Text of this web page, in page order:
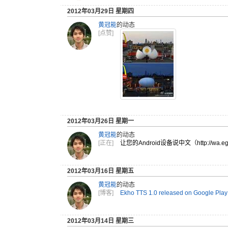
2012年03月29日 星期四
黄冠能的动态
[点赞]
2012年03月26日 星期一
黄冠能的动态
[正在]
让您的Android设备说中文 （http://wa
2012年03月16日 星期五
黄冠能的动态
[博客]
Ekho TTS 1.0 released on Google Play
2012年03月14日 星期三